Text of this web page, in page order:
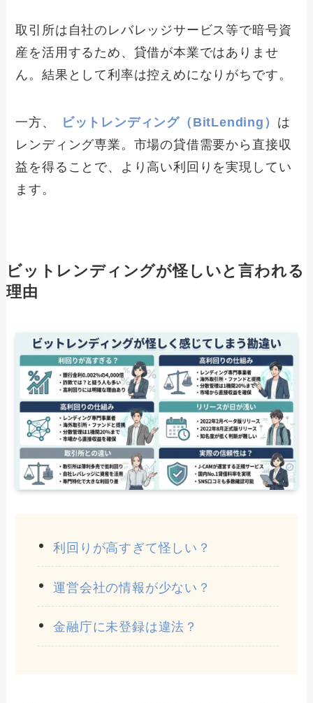
取引所は自社のレバレッジサービス等で暗号資
産を活用するため、貸借が本業ではありませ
ん。結果として利率は控えめになりがちです。
一方、 ビットレンディング（BitLending） は
レンディング専業。市場の貸借需要から直接収
益を得ることで、より高い利回りを実現してい
ます。
ビットレンディングが怪しいと言われる
理由
利回りが高すぎて怪しい？
運営会社の情報が少ない？
金融庁に未登録は違法？